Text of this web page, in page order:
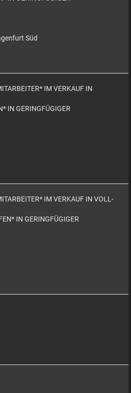
Süd
IM VERKAUF IN
IN GERINGFÜGIGER
IM VERKAUF IN VOLL-
IN GERINGFÜGIGER